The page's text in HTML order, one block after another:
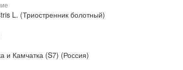
L. (Триостренник болотный)
и Камчатка (S7) (Россия)